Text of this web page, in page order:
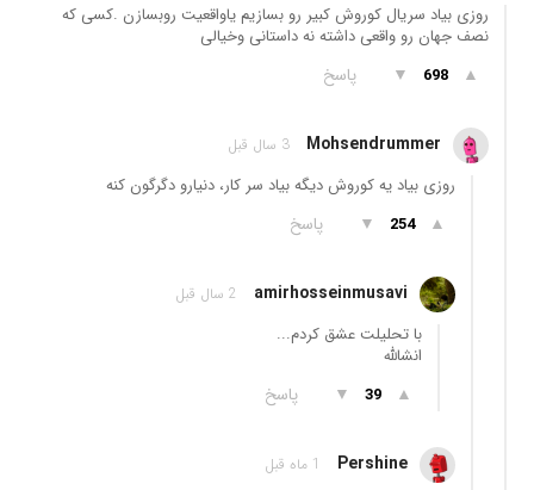
روزی بیاد سریال کوروش کبیر رو بسازیم یاواقعیت روبسازن .کسی که
نصف جهان رو واقعی داشته نه داستانی وخیالی
▲
698
▼ پاسخ
Mohsendrummer 3 سال قبل
روزی بیاد یه کوروش دیگه بیاد سر کار، دنیارو دگرگون کنه
▲
254
▼ پاسخ
amirhosseinmusavi 2 سال قبل
با تحلیلت عشق کردم...
انشالله
▲
39
▼ پاسخ
Pershine 1 ماه قبل